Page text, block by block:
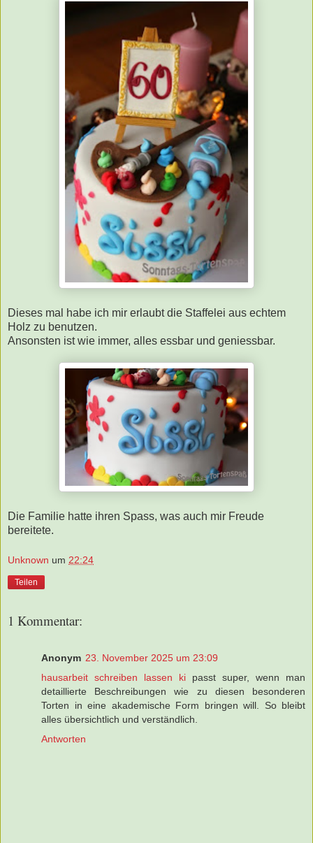
Dieses mal habe ich mir erlaubt die Staffelei aus echtem
Holz zu benutzen.
Ansonsten ist wie immer, alles essbar und geniessbar.
Die Familie hatte ihren Spass, was auch mir Freude
bereitete.
Unknown um 22:24
Teilen
1 Kommentar:
Anonym 23. November 2025 um 23:09
hausarbeit schreiben lassen ki passt super, wenn man
detaillierte Beschreibungen wie zu diesen besonderen
Torten in eine akademische Form bringen will. So bleibt
alles übersichtlich und verständlich.
Antworten